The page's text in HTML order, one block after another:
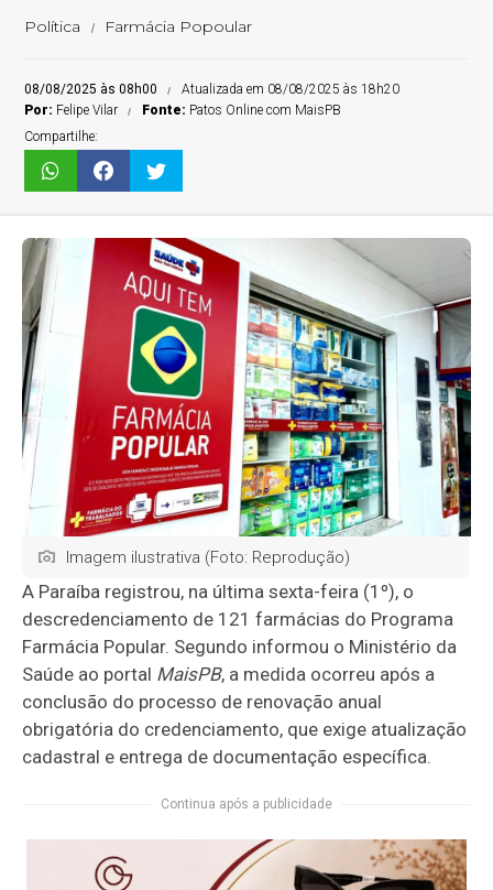
Política Farmácia Popoular
08/08/2025 às 08h00
Atualizada em 08/08/2025 às 18h20
Por: Felipe Vilar Fonte: Patos Online com MaisPB
Compartilhe:
Imagem ilustrativa (Foto: Reprodução)
A Paraíba registrou, na última sexta-feira (1º), o
descredenciamento de 121 farmácias do Programa
Farmácia Popular. Segundo informou o Ministério da
Saúde ao portal MaisPB, a medida ocorreu após a
conclusão do processo de renovação anual
obrigatória do credenciamento, que exige atualização
cadastral e entrega de documentação específica.
Continua após a publicidade